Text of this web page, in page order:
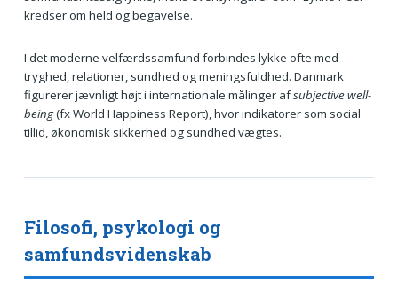
kredser om held og begavelse.
I det moderne velfærdssamfund forbindes lykke ofte med
tryghed, relationer, sundhed og meningsfuldhed. Danmark
figurerer jævnligt højt i internationale målinger afsubjective well-
being(fx World Happiness Report), hvor indikatorer som social
tillid, økonomisk sikkerhed og sundhed vægtes.
Filosofi, psykologi og
samfundsvidenskab